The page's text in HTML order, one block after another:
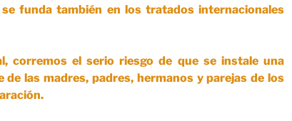
funda también en los tratados internacionales
corremos el serio riesgo de que se instale una
las madres, padres, hermanos y parejas de los